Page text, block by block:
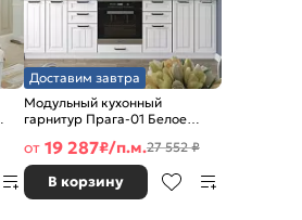
Доставим завтра
Модульный кухонный
гарнитур Прага-01 Белое
2140x2600x600
от 19 287₽/п.м.27 552 ₽
В корзину